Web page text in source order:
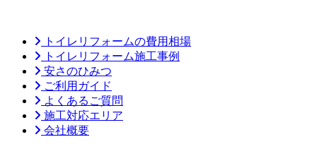
トイレリフォームの費用相場
トイレリフォーム施工事例
安さのひみつ
ご利用ガイド
よくあるご質問
施工対応エリア
会社概要